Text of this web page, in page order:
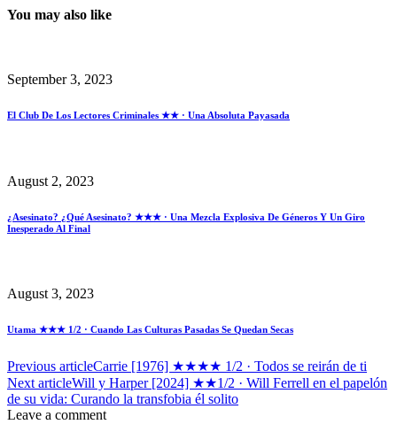
You may also like
September 3, 2023
El Club De Los Lectores Criminales ★★ · Una Absoluta Payasada
August 2, 2023
¿Asesinato? ¿Qué Asesinato? ★★★ · Una Mezcla Explosiva De Géneros Y Un Giro
Inesperado Al Final
August 3, 2023
Utama ★★★ 1/2 · Cuando Las Culturas Pasadas Se Quedan Secas
Previous articleCarrie [1976] ★★★★ 1/2 · Todos se reirán de ti
Next articleWill y Harper [2024] ★★1/2 · Will Ferrell en el papelón
de su vida: Curando la transfobia él solito
Leave a comment